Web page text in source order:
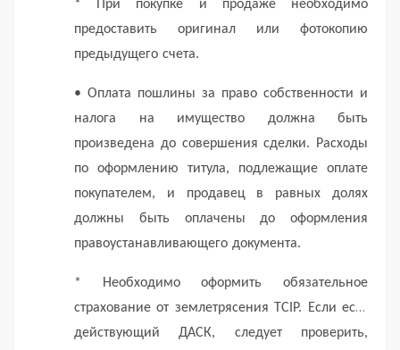
* При покупке и продаже необходимо
предоставить оригинал или фотокопию
предыдущего счета.
• Оплата пошлины за право собственности и
налога на имущество должна быть
произведена до совершения сделки. Расходы
по оформлению титула, подлежащие оплате
покупателем, и продавец в равных долях
должны быть оплачены до оформления
правоустанавливающего документа.
* Необходимо оформить обязательное
страхование от землетрясения TCIP. Если есть
действующий ДАСК, следует проверить,